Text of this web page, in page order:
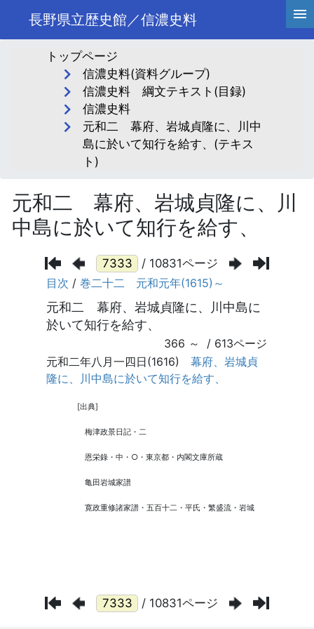
長野県立歴史館／信濃史料
トップページ
信濃史料(資料グループ)
信濃史料 綱文テキスト(目録)
信濃史料
元和二 幕府、岩城貞隆に、川中
島に於いて知行を給す、(テキス
ト)
元和二 幕府、岩城貞隆に、川
中島に於いて知行を給す、
/ 10831ページ
/ 10831ページ